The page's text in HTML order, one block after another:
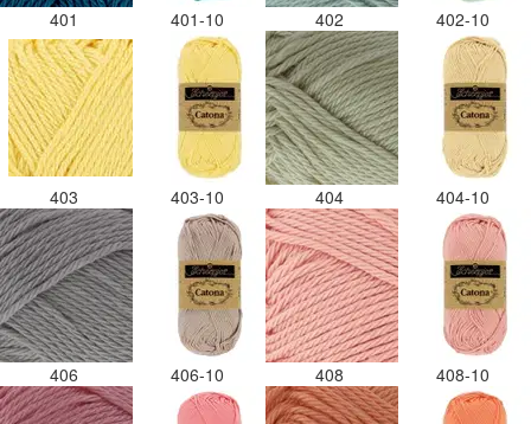
401 401-10 402 402-10
403 403-10 404 404-10
406 406-10 408 408-10